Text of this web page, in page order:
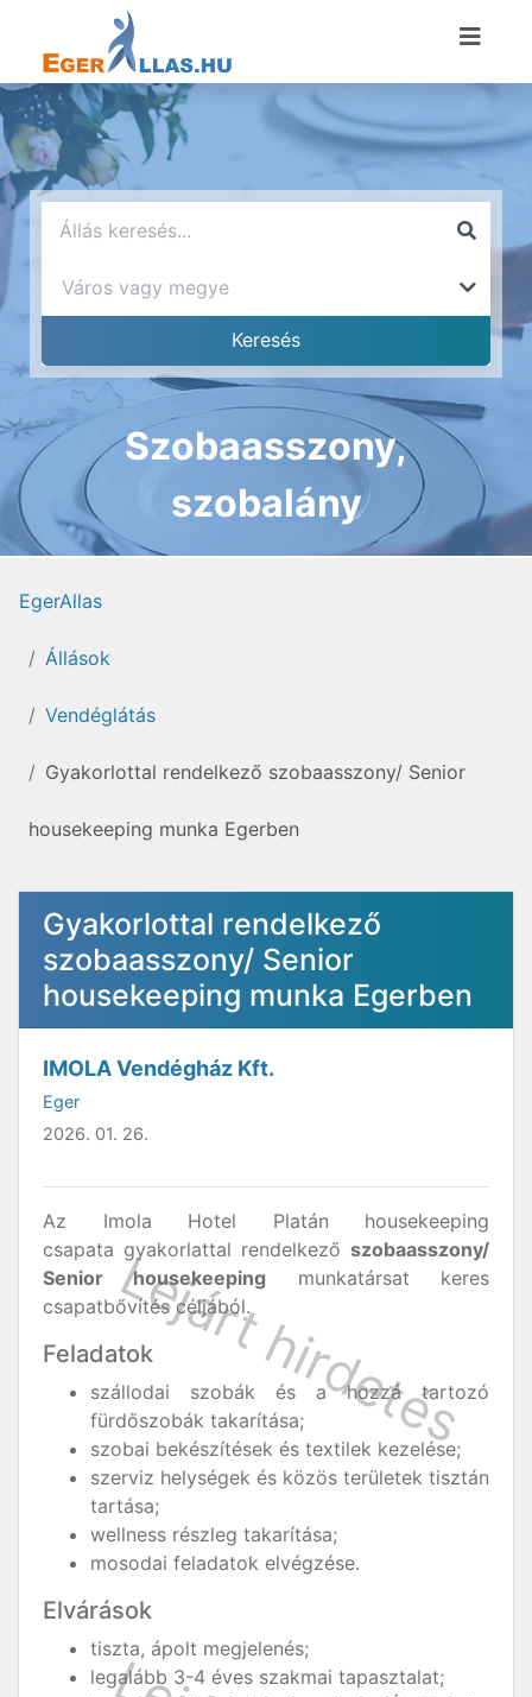
Szobaasszony,
szobalány
EgerAllas
Állások
Vendéglátás
Gyakorlottal rendelkező szobaasszony/ Senior
housekeeping munka Egerben
Gyakorlottal rendelkező
szobaasszony/ Senior
housekeeping munka Egerben
IMOLA Vendégház Kft.
Eger
2026. 01. 26.
Az Imola Hotel Platán housekeeping
csapata gyakorlattal rendelkező szobaasszony/
Senior housekeeping munkatársat keres
csapatbővítés céljából.
Feladatok
szállodai szobák és a hozzá tartozó
fürdőszobák takarítása;
szobai bekészítések és textilek kezelése;
szerviz helységek és közös területek tisztán
tartása;
wellness részleg takarítása;
mosodai feladatok elvégzése.
Elvárások
tiszta, ápolt megjelenés;
legalább 3-4 éves szakmai tapasztalat;